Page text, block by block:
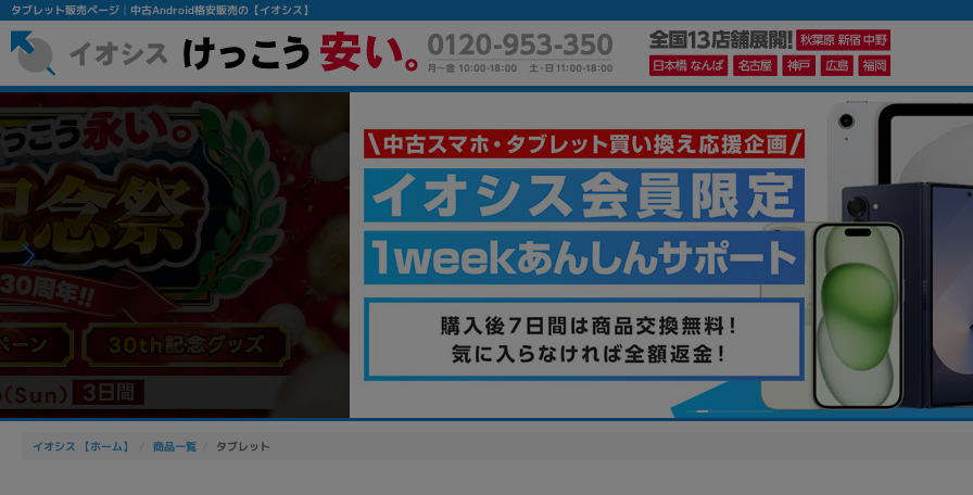
タブレット販売ページ│中古Android格安販売の【イオシス】
イオシス 【ホーム】 商品一覧 タブレット
かんたんパソコン検索に切り替える
フリーワード
除外ワード
人気の検索ワード：Let's note EliteBook MacBook
カテゴリー
商品ジャンルの絞り込み
ノートPC デスクPC モニター